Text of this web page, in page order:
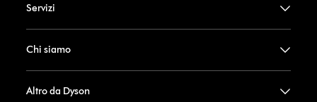
Servizi
Chi siamo
Altro da Dyson